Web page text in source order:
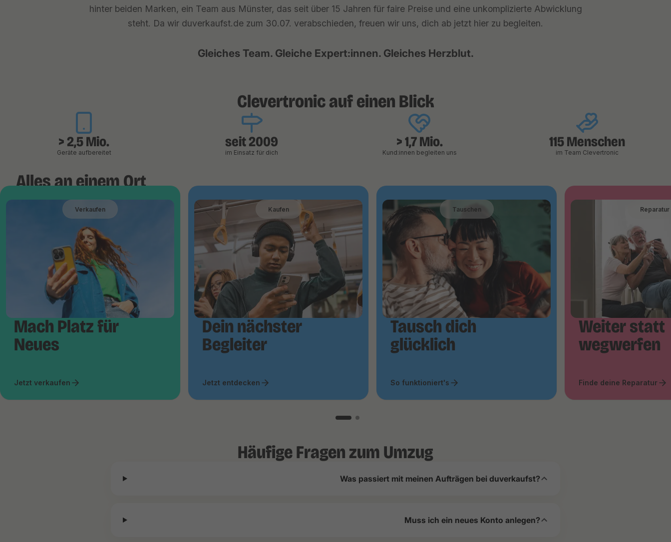
hinter beiden Marken, ein Team aus Münster, das seit über 15 Jahren für faire Preise und eine unkomplizierte Abwicklung
steht. Da wir duverkaufst.de zum 30.07. verabschieden, freuen wir uns, dich ab jetzt hier zu begleiten.
Gleiches Team. Gleiche Expert:innen. Gleiches Herzblut.
Clevertronic auf einen Blick
> 2,5 Mio.
Geräte aufbereitet
seit 2009
im Einsatz für dich
> 1,7 Mio.
Kund:innen begleiten uns
115 Menschen
im Team Clevertronic
Alles an einem Ort
Verkaufen
Mach Platz für
Neues
Jetzt verkaufen
Kaufen
Dein nächster
Begleiter
Jetzt entdecken
Tauschen
Tausch dich
glücklich
So funktioniert's
Reparatur
Weiter statt
wegwerfen
Finde deine Reparatur
Häufige Fragen zum Umzug
Was passiert mit meinen Aufträgen bei duverkaufst?
Muss ich ein neues Konto anlegen?